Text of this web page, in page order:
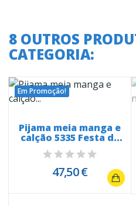
8 OUTROS
CATEGORIA:
Em Promoção!
Pijama meia manga e
calção 5335 Festa de
Touros
47,50 €